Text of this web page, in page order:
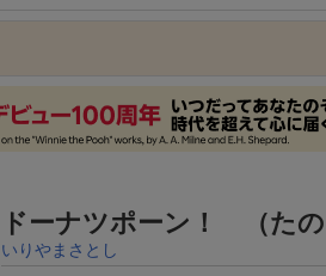
ドーナツポーン！ （たの
いりやまさとし